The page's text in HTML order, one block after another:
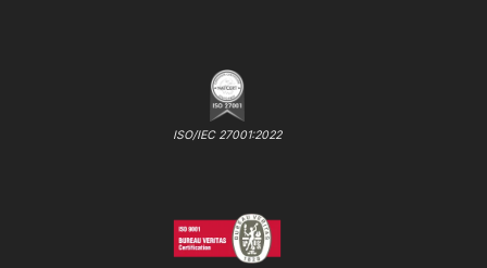
ISO/IEC 27001:2022